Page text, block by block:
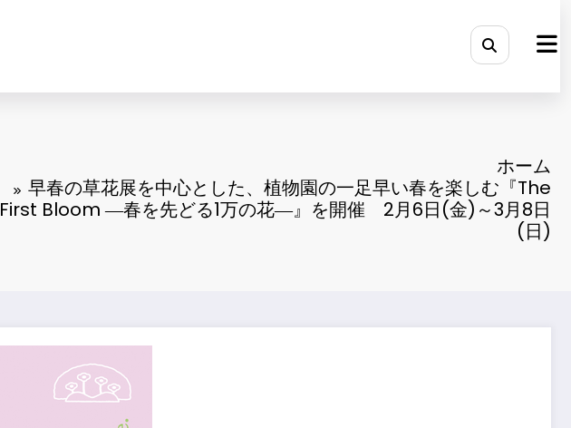
ホーム
早春の草花展を中心とした、植物園の一足早い春を楽しむ『The
First Bloom ―春を先どる1万の花―』を開催 2月6日(金)～3月8日
(日)